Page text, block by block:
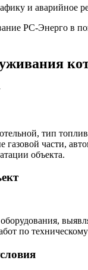
и аварийное
тип
газовой части,
объекта.
по